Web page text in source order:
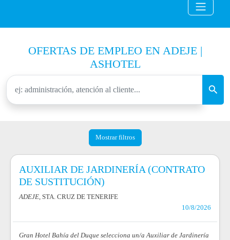
OFERTAS DE EMPLEO EN ADEJE |
ASHOTEL
Mostrar filtros
AUXILIAR DE JARDINERÍA (CONTRATO
DE SUSTITUCIÓN)
ADEJE, STA. CRUZ DE TENERIFE
10/8/2026
Gran Hotel Bahía del Duque selecciona un/a Auxiliar de Jardinería